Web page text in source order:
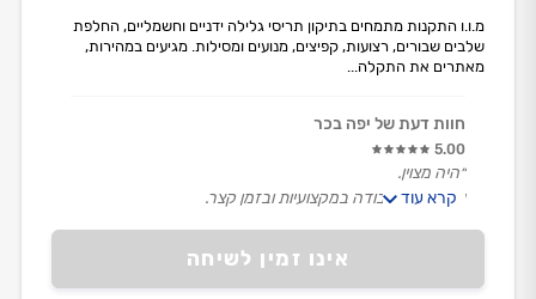
אינו זמין לשיחה
מ.ו.ו התקנות מתמחים בתיקון תריסי גלילה ידניים וחשמליים, החלפת
שלבים שבורים, רצועות, קפיצים, מנועים ומסילות. מגיעים במהירות,
מאתרים את התקלה...
חוות דעת של יפה בכר
5.00
״היה מצוין.
עשה את העבודה במקצועיות ובזמן קצר.
קרא עוד